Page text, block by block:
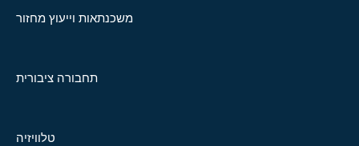
משכנתאות וייעוץ מחזור
תחבורה ציבורית
טלוויזיה